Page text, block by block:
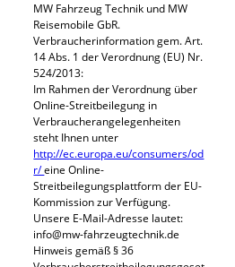
MW Fahrzeug Technik und MW
Reisemobile GbR.
Verbraucherinformation gem. Art.
14 Abs. 1 der Verordnung (EU) Nr.
524/2013:
Im Rahmen der Verordnung über
Online-Streitbeilegung in
Verbraucherangelegenheiten
steht Ihnen unter
http://ec.europa.eu/consumers/od
r/eine Online-
Streitbeilegungsplattform der EU-
Kommission zur Verfügung.
Unsere E-Mail-Adresse lautet:
info@mw-fahrzeugtechnik.de
Hinweis gemäß § 36